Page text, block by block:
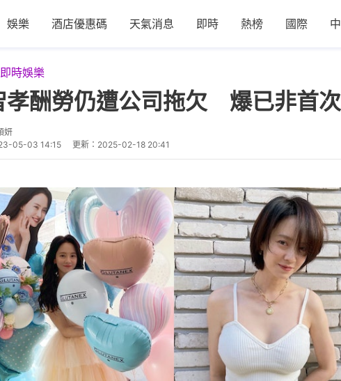
娛樂 酒店優惠碼 天氣消息 即時 熱榜 國際
即時娛樂
孝酬勞仍遭公司拖欠 爆已非首
妍
05-03 14:15 更新： 2025-02-18 20:41